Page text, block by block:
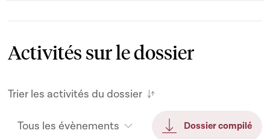
Activités sur le dossier
Trier les activités du dossier
Tous les évènements Dossier compilé